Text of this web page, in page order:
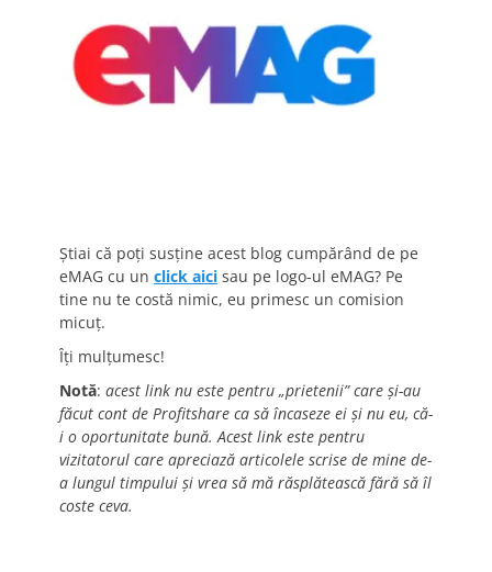
Știai că poți susține acest blog cumpărând de pe
eMAG cu un click aici sau pe logo-ul eMAG? Pe
tine nu te costă nimic, eu primesc un comision
micuț.
Îți mulțumesc!
Notă: acest link nu este pentru „prietenii” care și-au
făcut cont de Profitshare ca să încaseze ei și nu eu, că-
i o oportunitate bună. Acest link este pentru
vizitatorul care apreciază articolele scrise de mine de-
a lungul timpului și vrea să mă răsplătească fără să îl
coste ceva.